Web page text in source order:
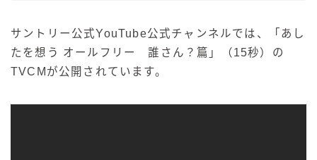
サントリー公式YouTube公式チャンネルでは、「あし
たを想う オールフリー 誰さん？篇」（15秒）の
TVCMが公開されています。